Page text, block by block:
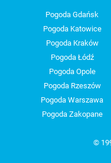
Pogoda Gdańsk
Pogoda Katowice
Pogoda Kraków
Pogoda Łódź
Pogoda Opole
Pogoda Rzeszów
Pogoda Warszawa
Pogoda Zakopane
©